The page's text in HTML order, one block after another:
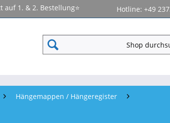
auf 1. & 2. Bestellung⭐ Hotline: +49
Hängemappen / Hängeregister